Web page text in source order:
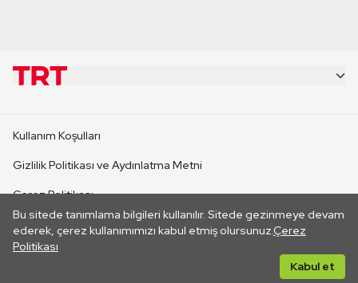
Bu sitede tanımlama bilgileri kullanılır. Sitede gezinmeye devam
ederek, çerez kullanımımızı kabul etmiş olursunuz.Çerez
Politikası
Kabul et
CANLI YAYINLAR
Kullanım Koşulları
Gizlilik Politikası ve Aydınlatma Metni
Çerez Politikası
İletişim
Her hakkı saklıdır. ©2026 TRT. Bağlantı yoluyla gidilen dış